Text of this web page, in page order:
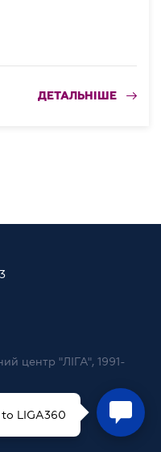
ДЕТАЛЬНІШЕ
центр "ЛІГА", 1991-
LIGA360